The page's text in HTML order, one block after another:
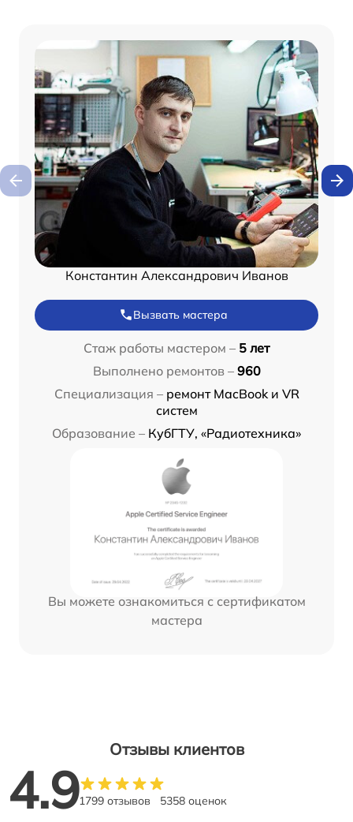
Константин Александрович Иванов
Вызвать мастера
Стаж работы мастером – 5 лет
Выполнено ремонтов – 960
Специализация – ремонт MacBook и VR
систем
Образование – КубГТУ, «Радиотехника»
Вы можете ознакомиться с сертификатом
мастера
Отзывы клиентов
4.91799 отзывов 5358 оценок